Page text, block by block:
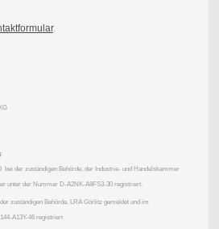
.
der zuständigen Behörde, der Industrie- und Handelskammer
unter der Nummer D-A2NK-A8FS3-30 registriert.
zuständigen Behörde, LRA Görlitz gemeldet und im
A13Y-46 registriert